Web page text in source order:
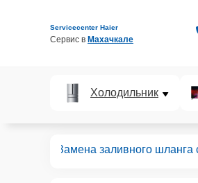
Servicecenter Haier
Сервис в Махачкале
Холодильник
Замена заливного шланга